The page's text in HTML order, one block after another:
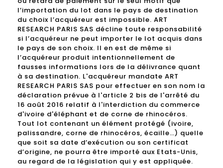
l’importation du lot dans le pays de destination
du choix l’acquéreur est impossible. ART
RESEARCH PARIS SAS décline toute responsabilité
si l’acquéreur ne peut importer le lot acquis dans
le pays de son choix. Il en est de même si
l’acquéreur produit intentionnellement de
fausses informations lors de la délivrance quant
à sa destination. L'acquéreur mandate ART
RESEARCH PARIS SAS pour effectuer en son nom la
déclaration prévue à l'article 2 bis de l'arrêté du
16 août 2016 relatif à l'interdiction du commerce
d'ivoire d'éléphant et de corne de rhinocéros.
Tout lot contenant un élément protégé (ivoire,
palissandre, corne de rhinocéros, écaille…) quelle
que soit sa date d’exécution ou son certificat
d’origine, ne pourra être importé aux Etats-Unis,
au regard de la législation qui y est appliquée.